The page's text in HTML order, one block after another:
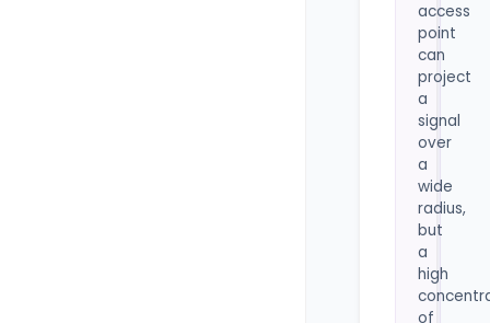
access
point
can
project
a
signal
over
a
wide
radius,
but
a
high
of